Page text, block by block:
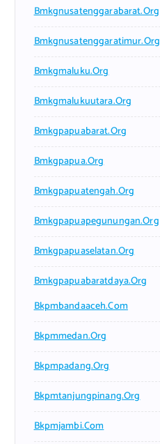
Bmkgnusatenggarabarat.org
Bmkgnusatenggaratimur.org
Bmkgmaluku.org
Bmkgmalukuutara.org
Bmkgpapuabarat.org
Bmkgpapua.org
Bmkgpapuatengah.org
Bmkgpapuapegunungan.org
Bmkgpapuaselatan.org
Bmkgpapuabaratdaya.org
Bkpmbandaaceh.com
Bkpmmedan.org
Bkpmpadang.org
Bkpmtanjungpinang.org
Bkpmjambi.com